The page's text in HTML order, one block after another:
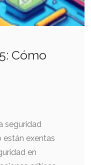
Cómo
seguridad
están exentas
en